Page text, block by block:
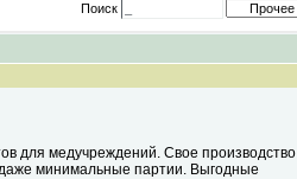
Поиск
для медучреждений. Свое производство
минимальные партии. Выгодные